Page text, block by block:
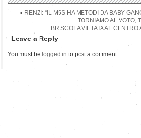
« RENZI: “IL M5S HA METODI DA BABY
TORNIAMO AL VOTO,
BRISCOLA VIETATA AL
Leave a Reply
You must be logged in to post a comment.